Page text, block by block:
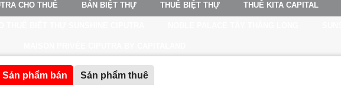
CHO THUÊ BÁN BIỆT THỰ THUÊ BIỆT THỰ THUÊ KITA CAPITAL
Sản phẩm bán Sản phẩm thuê